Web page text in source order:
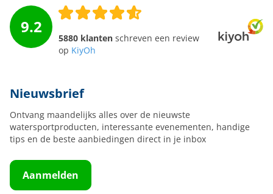
9.2
5880 klanten schreven een review
op KiyOh
Nieuwsbrief
Ontvang maandelijks alles over de nieuwste
watersportproducten, interessante evenementen, handige
tips en de beste aanbiedingen direct in je inbox
Aanmelden